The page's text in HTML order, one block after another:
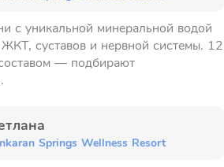
с уникальной минеральной водой
суставов и нервной системы. 12
— подбирают
Springs Wellness Resort